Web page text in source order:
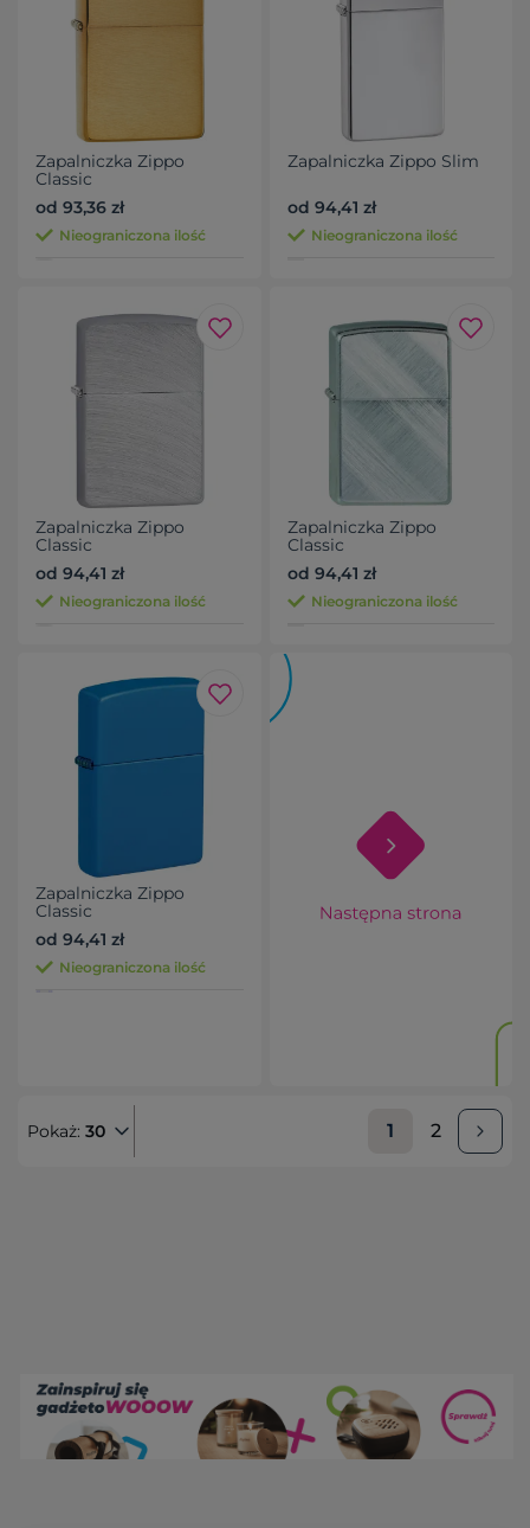
Zapalniczka Zippo
Classic
od 93,36 zł
Nieograniczona ilość
Zapalniczka Zippo Slim
od 94,41 zł
Nieograniczona ilość
Zapalniczka Zippo
Classic
od 94,41 zł
Nieograniczona ilość
Zapalniczka Zippo
Classic
od 94,41 zł
Nieograniczona ilość
Zapalniczka Zippo
Classic
od 94,41 zł
Nieograniczona ilość
Pokaż: 30 1 2